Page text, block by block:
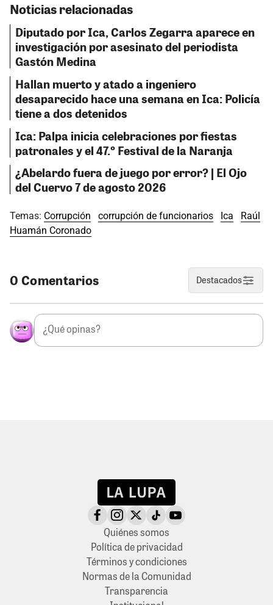
Noticias relacionadas
Diputado por Ica, Carlos Zegarra aparece en
investigación por asesinato del periodista
Gastón Medina
Hallan muerto y atado a ingeniero
desaparecido hace una semana en Ica: Policía
tiene a dos detenidos
Ica: Palpa inicia celebraciones por fiestas
patronales y el 47.º Festival de la Naranja
¿Abelardo fuera de juego por error? | El Ojo
del Cuervo 7 de agosto 2026
Temas: Corrupción corrupción de funcionarios Ica
Raúl
Huamán Coronado
0 Comentarios Destacados
Quiénes somos
Política de privacidad
Términos y condiciones
Normas de la Comunidad
Transparencia